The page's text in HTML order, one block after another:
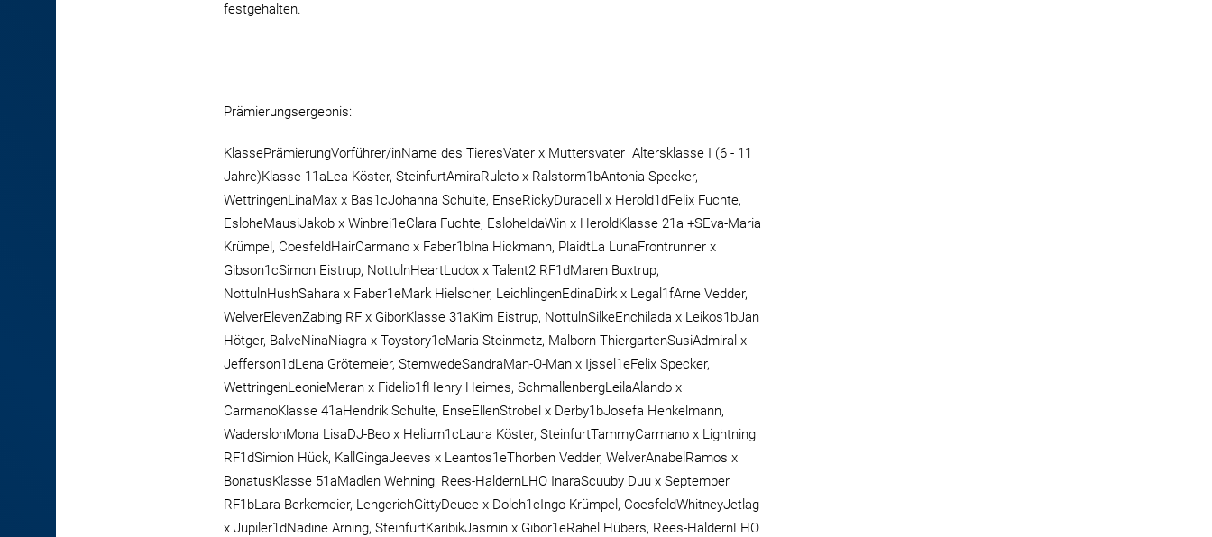
festgehalten.
Prämierungsergebnis:
KlassePrämierungVorführer/inName des TieresVater x Muttersvater Altersklasse I (6 - 11
Jahre)Klasse 11aLea Köster, SteinfurtAmiraRuleto x Ralstorm1bAntonia Specker,
WettringenLinaMax x Bas1cJohanna Schulte, EnseRickyDuracell x Herold1dFelix Fuchte,
EsloheMausiJakob x Winbrei1eClara Fuchte, EsloheIdaWin x HeroldKlasse 21a +SEva-Maria
Krümpel, CoesfeldHairCarmano x Faber1bIna Hickmann, PlaidtLa LunaFrontrunner x
Gibson1cSimon Eistrup, NottulnHeartLudox x Talent2 RF1dMaren Buxtrup,
NottulnHushSahara x Faber1eMark Hielscher, LeichlingenEdinaDirk x Legal1fArne Vedder,
WelverElevenZabing RF x GiborKlasse 31aKim Eistrup, NottulnSilkeEnchilada x Leikos1bJan
Hötger, BalveNinaNiagra x Toystory1cMaria Steinmetz, Malborn-ThiergartenSusiAdmiral x
Jefferson1dLena Grötemeier, StemwedeSandraMan-O-Man x Ijssel1eFelix Specker,
WettringenLeonieMeran x Fidelio1fHenry Heimes, SchmallenbergLeilaAlando x
CarmanoKlasse 41aHendrik Schulte, EnseEllenStrobel x Derby1bJosefa Henkelmann,
WaderslohMona LisaDJ-Beo x Helium1cLaura Köster, SteinfurtTammyCarmano x Lightning
RF1dSimion Hück, KallGingaJeeves x Leantos1eThorben Vedder, WelverAnabelRamos x
BonatusKlasse 51aMadlen Wehning, Rees-HaldernLHO InaraScuuby Duu x September
RF1bLara Berkemeier, LengerichGittyDeuce x Dolch1cIngo Krümpel, CoesfeldWhitneyJetlag
x Jupiler1dNadine Arning, SteinfurtKaribikJasmin x Gibor1eRahel Hübers, Rees-HaldernLHO